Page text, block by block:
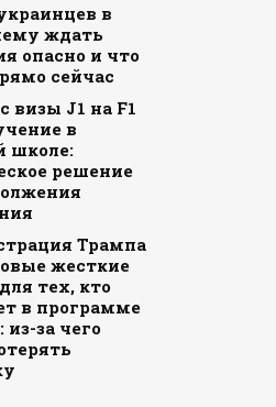
в
ждать
опасно и что
сейчас
визы J1 на F1
в
школе:
решение
Трампа
жесткие
тех, кто
в программе
за чего